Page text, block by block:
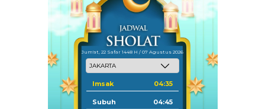
Jum'at, 22 Safar 1448 H / 07 Agustus 2026
Imsak 04:35
Subuh 04:45